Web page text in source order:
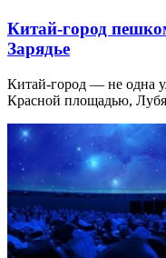
Китай-город
Зарядье
Китай-город — не одна
Красной площадью,